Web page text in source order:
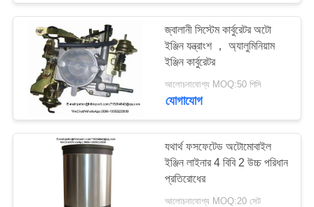
জ্বালানী সিস্টেম কার্বুরেটর অটো
ইঞ্জিন যন্ত্রাংশ ， অ্যালুমিনিয়াম
ইঞ্জিন কার্বুরেটর
আলোচনাযোগ্য MOQ:50 পিসি
যোগাযোগ
যথার্থ ফসফেটেড অটোমোবাইল
ইঞ্জিন লাইনার 4 বিবি 2 উচ্চ পরিধান
প্রতিরোধের
আলোচনাযোগ্য MOQ:20 সেট